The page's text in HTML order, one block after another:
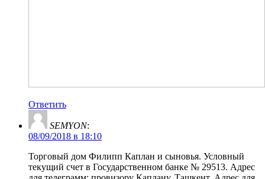
Ответить
SEMYON:
08/09/2018 в 18:10
Торговый дом Филипп Каплан и сыновья. Условный
текущий счет в Государственном банке № 29513. Адрес